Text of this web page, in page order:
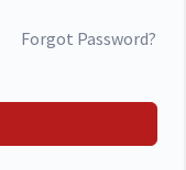
Forgot Password?